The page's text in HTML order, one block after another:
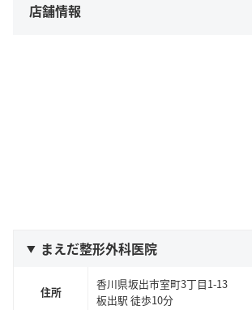
店舗情報
まえだ整形外科医院
住所
香川県坂出市室町3丁目1-13
板出駅 徒歩10分